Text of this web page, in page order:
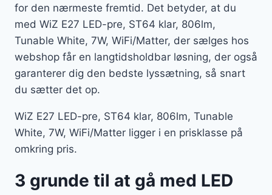
for den nærmeste fremtid. Det betyder, at du
med WiZ E27 LED-pre, ST64 klar, 806lm,
Tunable White, 7W, WiFi/Matter, der sælges hos
webshop får en langtidsholdbar løsning, der også
garanterer dig den bedste lyssætning, så snart
du sætter det op.
WiZ E27 LED-pre, ST64 klar, 806lm, Tunable
White, 7W, WiFi/Matter ligger i en prisklasse på
omkring pris.
3 grunde til at gå med LED